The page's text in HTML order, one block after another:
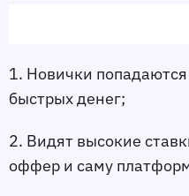
1. Новички попадаются
быстрых денег;
2. Видят высокие
оффер и саму